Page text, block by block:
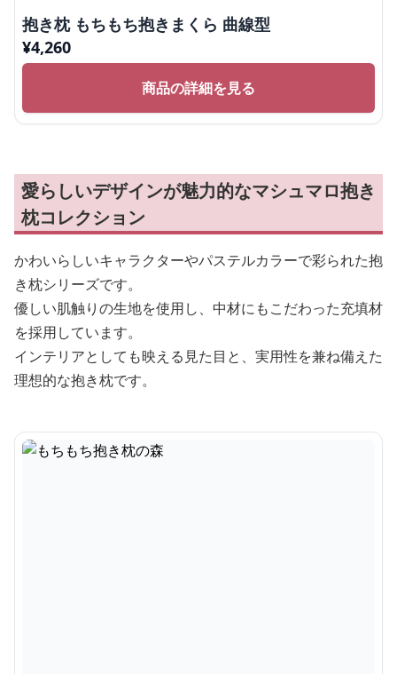
抱き枕 もちもち抱きまくら 曲線型
¥4,260
商品の詳細を見る
愛らしいデザインが魅力的なマシュマロ抱き
枕コレクション
かわいらしいキャラクターやパステルカラーで彩られた抱
き枕シリーズです。
優しい肌触りの生地を使用し、中材にもこだわった充填材
を採用しています。
インテリアとしても映える見た目と、実用性を兼ね備えた
理想的な抱き枕です。